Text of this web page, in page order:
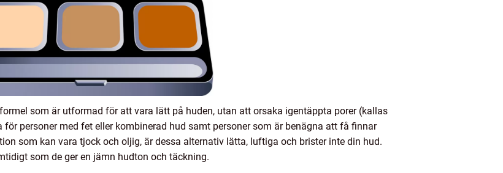
som är utformad för att vara lätt på huden, utan att orsaka igentäppta porer (kallas
personer med fet eller kombinerad hud samt personer som är benägna att få finnar
som kan vara tjock och oljig, är dessa alternativ lätta, luftiga och brister inte din hud.
som de ger en jämn hudton och täckning.